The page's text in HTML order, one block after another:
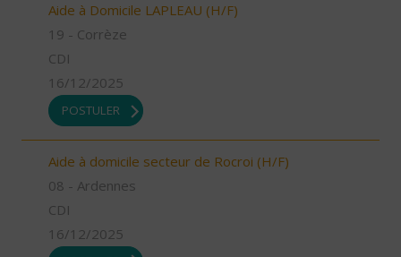
Aide à Domicile LAPLEAU (H/F)
19 - Corrèze
CDI
16/12/2025
POSTULER
Aide à domicile secteur de Rocroi (H/F)
08 - Ardennes
CDI
16/12/2025